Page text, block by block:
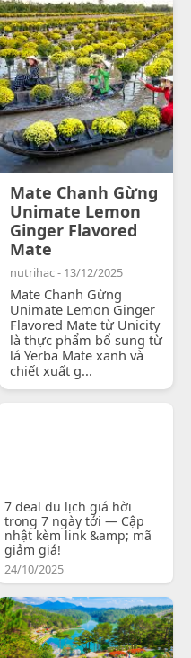
Mate Chanh Gừng
Unimate Lemon
Ginger Flavored
Mate
nutrihac - 13/12/2025
Mate Chanh Gừng
Unimate Lemon Ginger
Flavored Mate từ Unicity
là thực phẩm bổ sung từ
lá Yerba Mate xanh và
chiết xuất g...
7 deal du lịch giá hời
trong 7 ngày tới — Cập
nhật kèm link &amp; mã
giảm giá!
24/10/2025